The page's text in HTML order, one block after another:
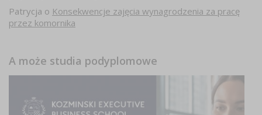
Patrycja o Konsekwencje zajęcia wynagrodzenia za pracę
przez komornika
A może studia podyplomowe